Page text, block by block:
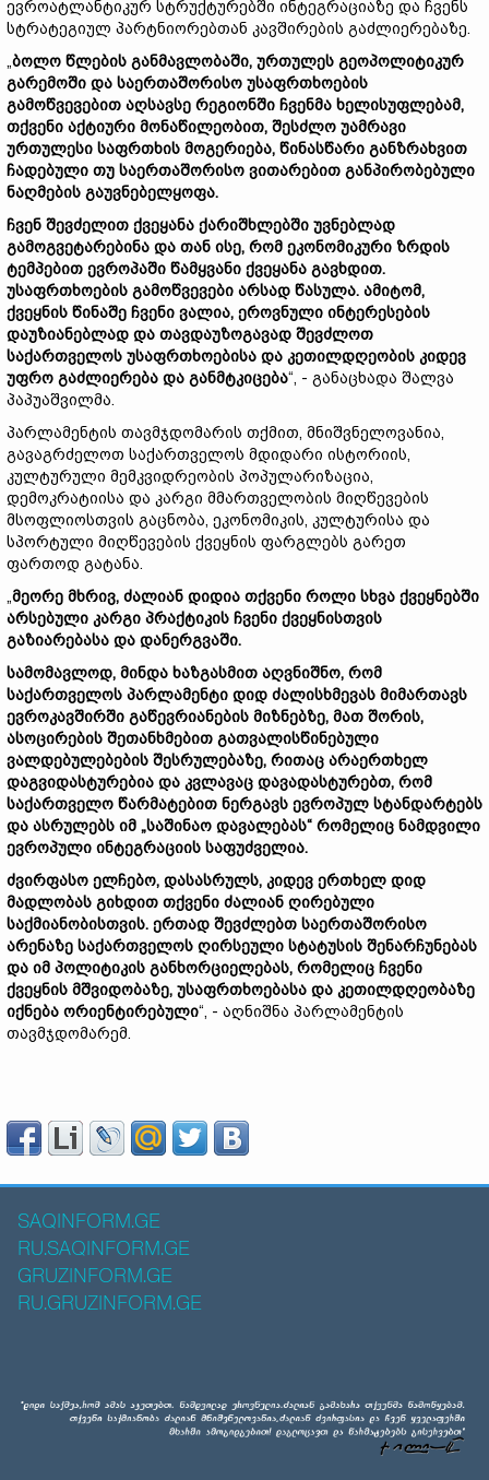
ევროატლანტიკურ სტრუქტურებში ინტეგრაციაზე და ჩვენს
სტრატეგიულ პარტნიორებთან კავშირების გაძლიერებაზე.
„ბოლო წლების განმავლობაში, ურთულეს გეოპოლიტიკურ
გარემოში და საერთაშორისო უსაფრთხოების
გამოწვევებით აღსავსე რეგიონში ჩვენმა ხელისუფლებამ,
თქვენი აქტიური მონაწილეობით, შესძლო უამრავი
ურთულესი საფრთხის მოგერიება, წინასწარი განზრახვით
ჩადებული თუ საერთაშორისო ვითარებით განპირობებული
ნაღმების გაუვნებელყოფა.
ჩვენ შევძელით ქვეყანა ქარიშხლებში უვნებლად
გამოგვეტარებინა და თან ისე, რომ ეკონომიკური ზრდის
ტემპებით ევროპაში წამყვანი ქვეყანა გავხდით.
უსაფრთხოების გამოწვევები არსად წასულა. ამიტომ,
ქვეყნის წინაშე ჩვენი ვალია, ეროვნული ინტერესების
დაუზიანებლად და თავდაუზოგავად შევძლოთ
საქართველოს უსაფრთხოებისა და კეთილდღეობის კიდევ
უფრო გაძლიერება და განმტკიცება“, - განაცხადა შალვა
პაპუაშვილმა.
პარლამენტის თავმჯდომარის თქმით, მნიშვნელოვანია,
გავაგრძელოთ საქართველოს მდიდარი ისტორიის,
კულტურული მემკვიდრეობის პოპულარიზაცია,
დემოკრატიისა და კარგი მმართველობის მიღწევების
მსოფლიოსთვის გაცნობა, ეკონომიკის, კულტურისა და
სპორტული მიღწევების ქვეყნის ფარგლებს გარეთ
ფართოდ გატანა.
„მეორე მხრივ, ძალიან დიდია თქვენი როლი სხვა ქვეყნებში
არსებული კარგი პრაქტიკის ჩვენი ქვეყნისთვის
გაზიარებასა და დანერგვაში.
სამომავლოდ, მინდა ხაზგასმით აღვნიშნო, რომ
საქართველოს პარლამენტი დიდ ძალისხმევას მიმართავს
ევროკავშირში გაწევრიანების მიზნებზე, მათ შორის,
ასოცირების შეთანხმებით გათვალისწინებული
ვალდებულებების შესრულებაზე, რითაც არაერთხელ
დაგვიდასტურებია და კვლავაც დავადასტურებთ, რომ
საქართველო წარმატებით ნერგავს ევროპულ სტანდარტებს
და ასრულებს იმ „საშინაო დავალებას“ რომელიც ნამდვილი
ევროპული ინტეგრაციის საფუძველია.
ძვირფასო ელჩებო, დასასრულს, კიდევ ერთხელ დიდ
მადლობას გიხდით თქვენი ძალიან ღირებული
საქმიანობისთვის. ერთად შევძლებთ საერთაშორისო
არენაზე საქართველოს ღირსეული სტატუსის შენარჩუნებას
და იმ პოლიტიკის განხორციელებას, რომელიც ჩვენი
ქვეყნის მშვიდობაზე, უსაფრთხოებასა და კეთილდღეობაზე
იქნება ორიენტირებული“, - აღნიშნა პარლამენტის
თავმჯდომარემ.
SAQINFORM.GE
RU.SAQINFORM.GE
GRUZINFORM.GE
RU.GRUZINFORM.GE